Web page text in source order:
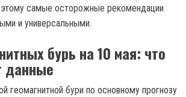
самые осторожные рекомендации
и универсальными.
бурь на 10 мая: что
данные
геомагнитной бури по основному прогнозу